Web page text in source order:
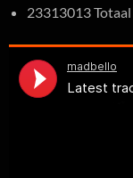
23313013 Totaal